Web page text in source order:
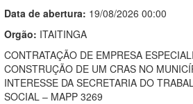
Data de abertura: 19/08/2026 00:00
Orgão: ITAITINGA
CONTRATAÇÃO DE EMPRESA
CONSTRUÇÃO DE UM CRAS NO
INTERESSE DA SECRETARIA DO
SOCIAL – MAPP 3269